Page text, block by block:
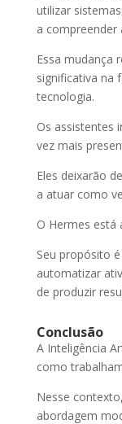
utilizar
a compreender
Essa mudança
significativa na
tecnologia.
Os assistentes
vez mais
Eles deixarão
a atuar como
O Hermes está
Seu propósito
automatizar
de produzir
Conclusão
A Inteligência
como
Nesse
abordagem